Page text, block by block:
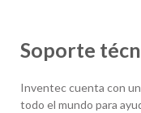
Soporte
Inventec cuenta con
todo el mundo para